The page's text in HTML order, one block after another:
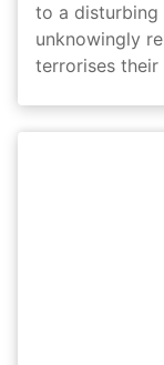
to a disturbing
unknowingly
terrorises their